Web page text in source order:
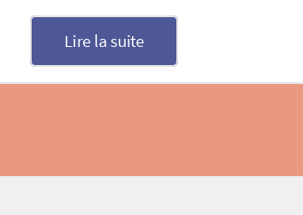
Lire la suite